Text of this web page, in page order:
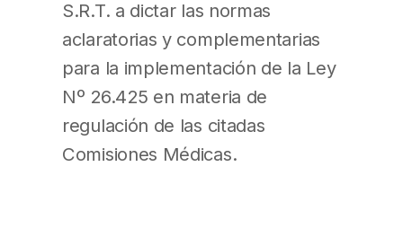
S.R.T. a dictar las normas
aclaratorias y complementarias
para la implementación de la Ley
Nº 26.425 en materia de
regulación de las citadas
Comisiones Médicas.